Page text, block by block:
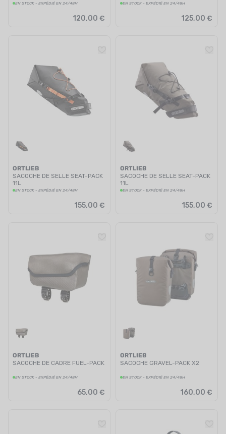
EN STOCK - EXPÉDIÉ EN 24/48H
120,00 €
EN STOCK - EXPÉDIÉ EN 24/48H
125,00 €
ORTLIEB
SACOCHE DE SELLE SEAT-PACK
11L
EN STOCK - EXPÉDIÉ EN 24/48H
155,00 €
ORTLIEB
SACOCHE DE SELLE SEAT-PACK
11L
EN STOCK - EXPÉDIÉ EN 24/48H
155,00 €
ORTLIEB
SACOCHE DE CADRE FUEL-PACK
EN STOCK - EXPÉDIÉ EN 24/48H
65,00 €
ORTLIEB
SACOCHE GRAVEL-PACK X2
EN STOCK - EXPÉDIÉ EN 24/48H
160,00 €